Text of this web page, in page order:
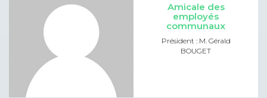
Amicale des
employés
communaux
Président : M. Gérald
BOUGET